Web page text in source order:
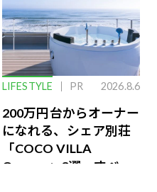
LIFESTYLE PR 2026.8.6
200万円台からオーナー
になれる、シェア別荘
「COCO VILLA
Owners」3選。すべて